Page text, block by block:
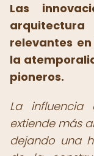
Las
relevantes
la
pioneros.
La
extiende más
dejando una